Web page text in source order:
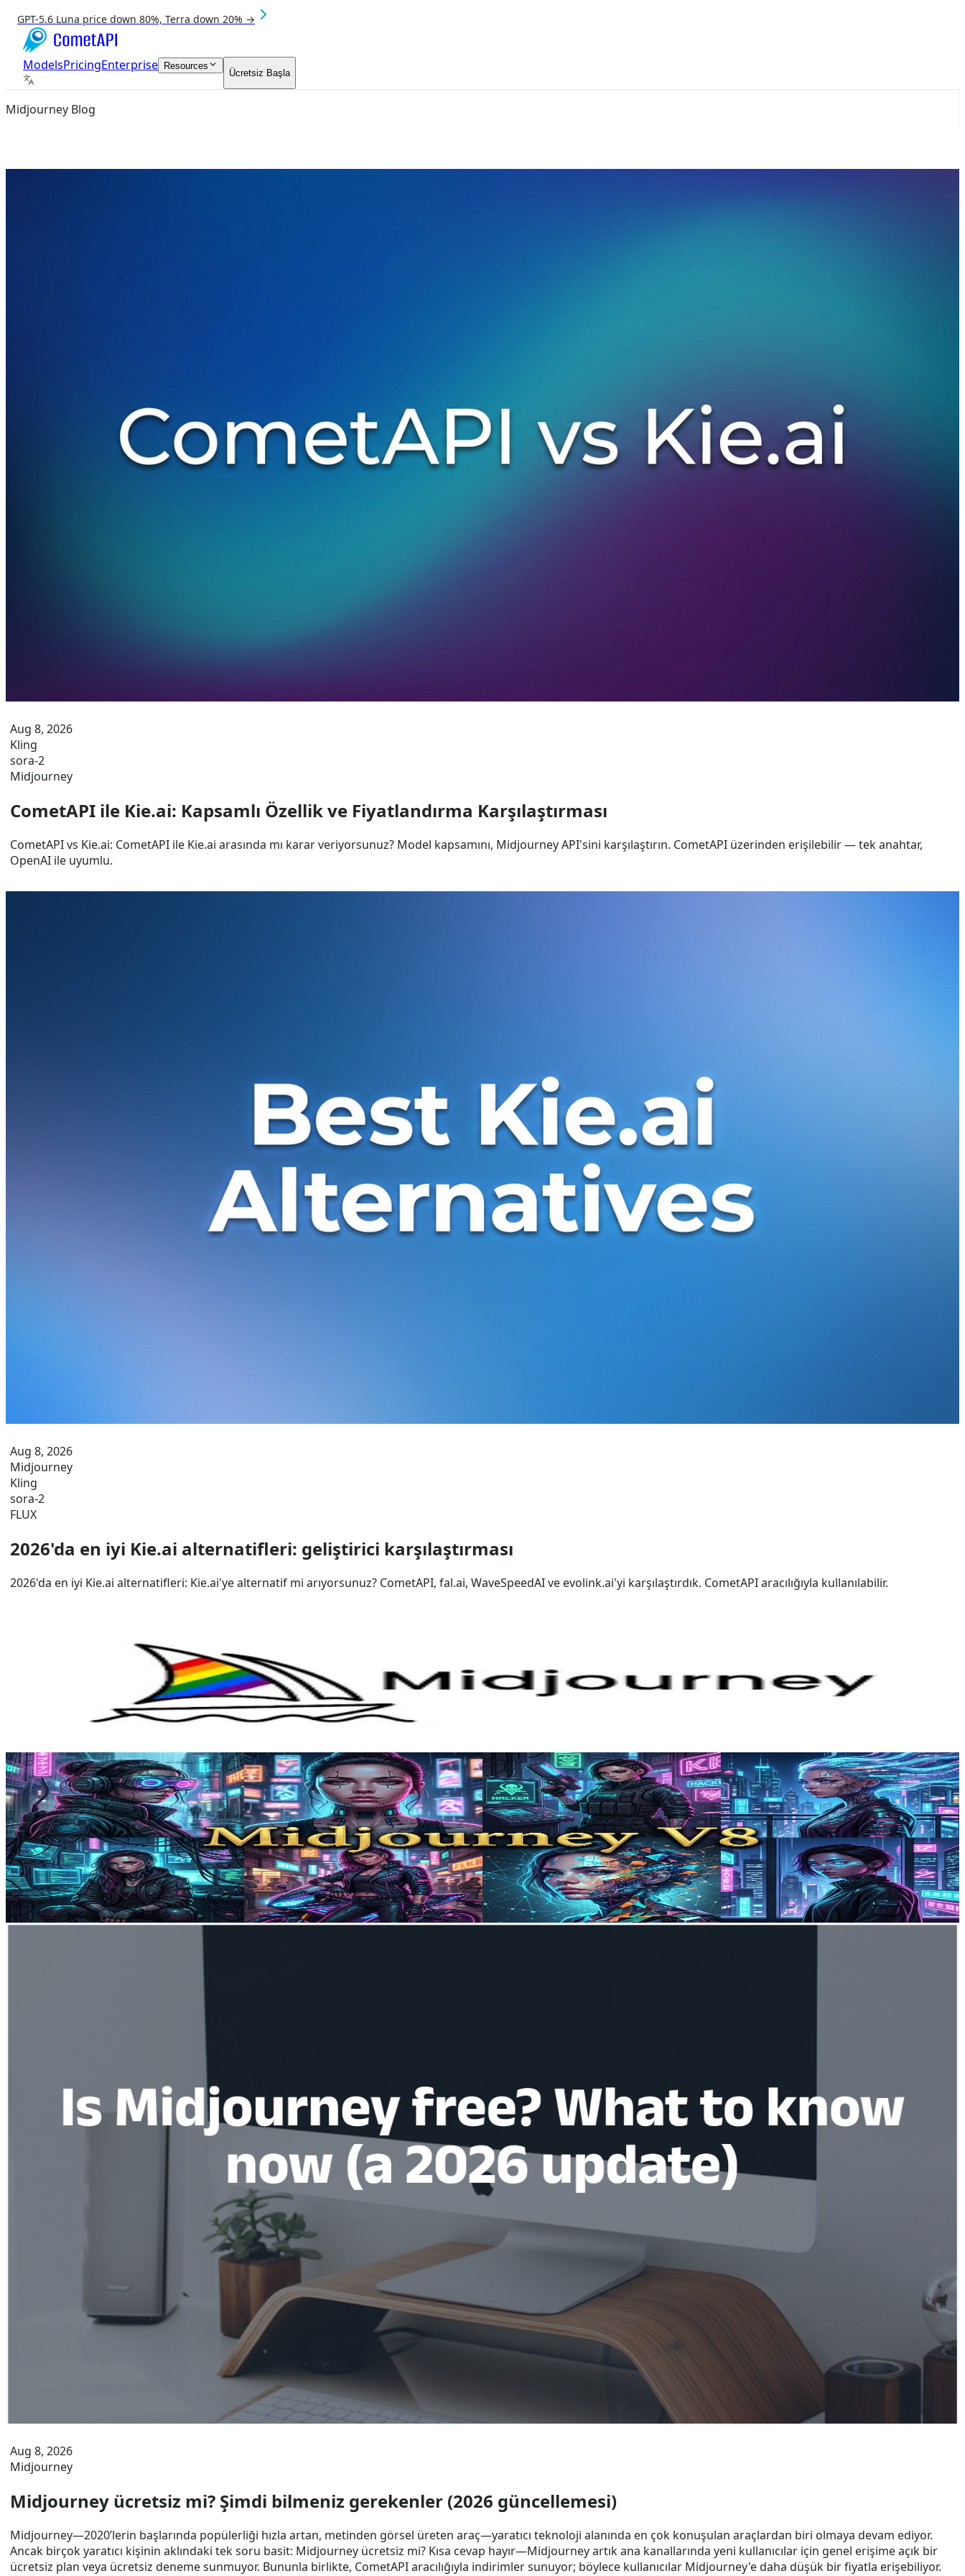
GPT-5.6 Luna price down 80%, Terra down 20% →
ModelsPricingEnterprise Resources
Ücretsiz Başla
Midjourney Blog
Aug 8, 2026
Kling
sora-2
Midjourney
CometAPI ile Kie.ai: Kapsamlı Özellik ve Fiyatlandırma Karşılaştırması
CometAPI vs Kie.ai: CometAPI ile Kie.ai arasında mı karar veriyorsunuz? Model kapsamını, Midjourney API'sini karşılaştırın. CometAPI üzerinden erişilebilir — tek anahtar,
OpenAI ile uyumlu.
Aug 8, 2026
Midjourney
Kling
sora-2
FLUX
2026'da en iyi Kie.ai alternatifleri: geliştirici karşılaştırması
2026'da en iyi Kie.ai alternatifleri: Kie.ai'ye alternatif mi arıyorsunuz? CometAPI, fal.ai, WaveSpeedAI ve evolink.ai'yi karşılaştırdık. CometAPI aracılığıyla kullanılabilir.
2026'da Discord'da Midjourney nasıl kullanılır
2026'da Discord'da Midjourney nasıl kullanılır: Discord'da Midjourney gerçek zamanlı topluluk etkileşimi, kolay büyütme/varyasyon sunar. CometAPI'yi deneyin. 500+ model.
Aug 8, 2026
Midjourney
Midjourney V8 nedir? Ne zaman yayınlanacak?
Midjourney V8, 2026'da piyasaya sürülmesi beklenen yeni nesil bir yapay zeka görüntü üretim modelidir. Daha hızlı oluşturma (4–5 katına kadar), iyileştirilmiş istem doğruluğu,
daha iyi metin oluşturma, daha yüksek tutarlılık ve görüntü kompozisyonu üzerinde gelişmiş kontrol sunar. Gerçekçilik, tutarlılık ve iş akışı verimliliğinde V7'yi geride
bırakacak şekilde tasarlanmış olup, toplu oluşturma ve geliştirilmiş kişiselleştirme gibi özellikleri mümkün kılar.
Aug 8, 2026
Midjourney
Midjourney ücretsiz mi? Şimdi bilmeniz gerekenler (2026 güncellemesi)
Midjourney—2020’lerin başlarında popülerliği hızla artan, metinden görsel üreten araç—yaratıcı teknoloji alanında en çok konuşulan araçlardan biri olmaya devam ediyor.
Ancak birçok yaratıcı kişinin aklındaki tek soru basit: Midjourney ücretsiz mi? Kısa cevap hayır—Midjourney artık ana kanallarında yeni kullanıcılar için genel erişime açık bir
ücretsiz plan veya ücretsiz deneme sunmuyor. Bununla birlikte, CometAPI aracılığıyla indirimler sunuyor; böylece kullanıcılar Midjourney'e daha düşük bir fiyatla erişebiliyor.